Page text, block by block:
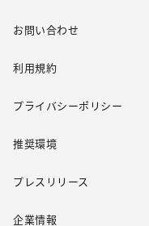
お問い合わせ
利用規約
プライバシーポリシー
推奨環境
プレスリリース
企業情報